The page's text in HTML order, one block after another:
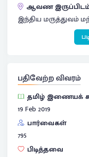
ஆவண
இந்திய மருத்துவம்
பதிவேற்ற விவரம்
தமிழ் இணையக்
19 Feb 2019
பார்வைகள்
795
பிடித்தவை